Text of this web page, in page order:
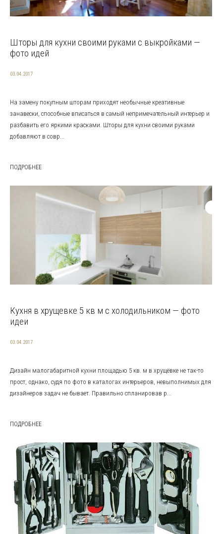
Шторы для кухни своими руками с выкройками —
фото идей
03.04.2017
На замену покупным шторам приходят необычные креативные
занавески, способные вписаться в самый непримечательный интерьер и
разбавить его яркими красками. Шторы для кухни своими руками
добавляют в совр...
ПОДРОБНЕЕ
Кухня в хрущевке 5 кв м с холодильником — фото
идеи
03.04.2017
Дизайн малогабаритной кухни площадью 5 кв. м в хрущёвке не так-то
прост, однако, судя по фото в каталогах интерьеров, невыполнимых для
дизайнеров задач не бывает. Правильно спланировав р...
ПОДРОБНЕЕ